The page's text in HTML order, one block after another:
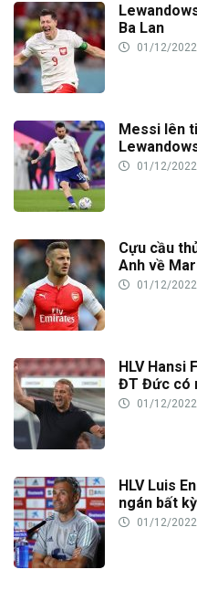
Ba Lan
01/12/2022
Messi lên
01/12/2022
Cựu cầu
Anh về
01/12/2022
HLV Hansi
ĐT Đức có
01/12/2022
HLV Luis
ngán bất
01/12/2022